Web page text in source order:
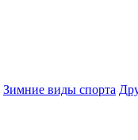
Зимние виды спорта